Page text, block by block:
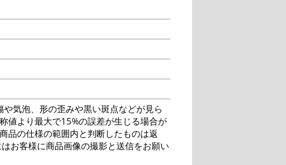
気泡、形の歪みや黒い斑点などが見ら
値より最大で15%の誤差が生じる場合が
品の仕様の範囲内と判断したものは返
お客様に商品画像の撮影と送信をお願い